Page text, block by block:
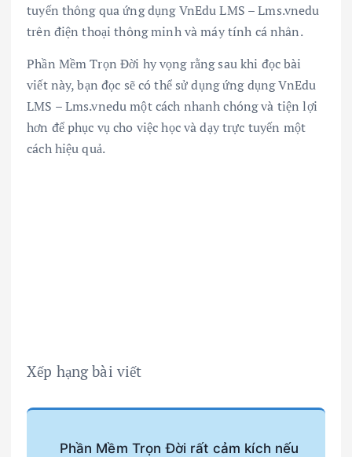
tuyến thông qua ứng dụng VnEdu LMS – Lms.vnedu
trên điện thoại thông minh và máy tính cá nhân.
Phần Mềm Trọn Đời hy vọng rằng sau khi đọc bài
viết này, bạn đọc sẽ có thể sử dụng ứng dụng VnEdu
LMS – Lms.vnedu một cách nhanh chóng và tiện lợi
hơn để phục vụ cho việc học và dạy trực tuyến một
cách hiệu quả.
Xếp hạng bài viết
Phần Mềm Trọn Đời rất cảm kích nếu